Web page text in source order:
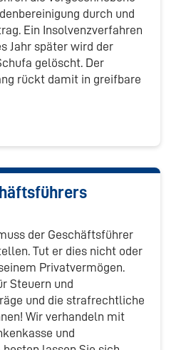
durch und
Ein Insolvenzverfahren
Jahr später wird der
gelöscht. Der
rückt damit in greifbare
der Geschäftsführer
Tut er dies nicht oder
Privatvermögen.
Steuern und
und die strafrechtliche
Wir verhandeln mit
und